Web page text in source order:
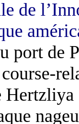
de
port de